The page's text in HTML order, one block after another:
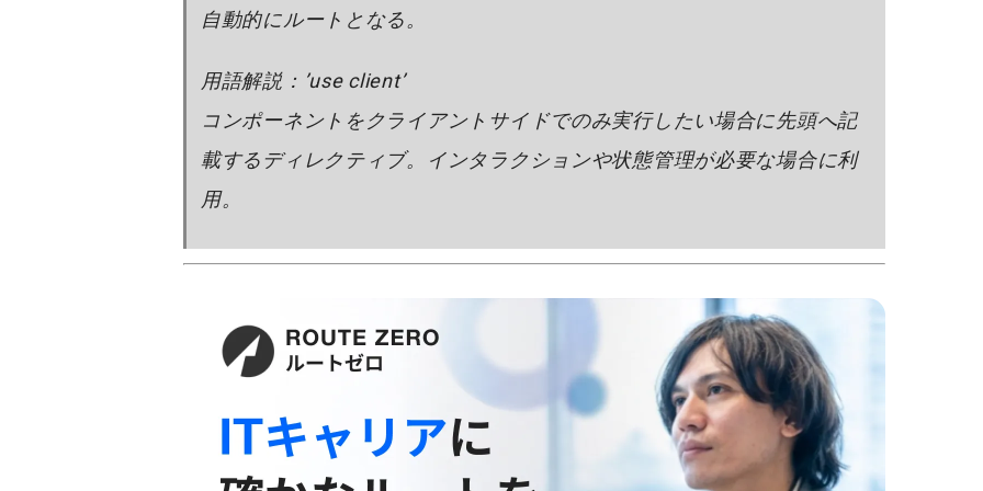
自動的にルートとなる。
用語解説：’use client’
コンポーネントをクライアントサイドでのみ実行したい場合に先頭へ記
載するディレクティブ。インタラクションや状態管理が必要な場合に利
用。